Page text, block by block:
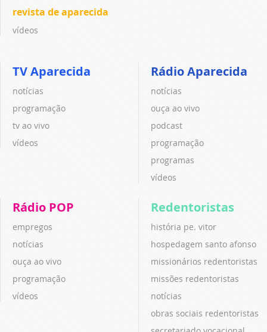
revista de aparecida
vídeos
TV Aparecida
notícias
programação
tv ao vivo
vídeos
Rádio Aparecida
notícias
ouça ao vivo
podcast
programação
programas
vídeos
Rádio POP
empregos
notícias
ouça ao vivo
programação
vídeos
Redentoristas
história pe. vitor
hospedagem santo afonso
missionários redentoristas
missões redentoristas
notícias
obras sociais redentoristas